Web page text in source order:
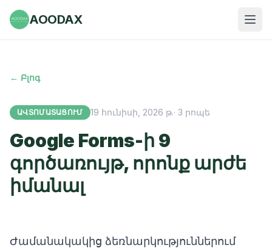
AOODAX
← Բլոգ
ԱՎՏՈՄԱՏԱՑՈՒՄ 19 հունիսի, 2026 թ.· 3 րոպե
Google Forms-ի 9
գործառույթ, որոնք արժե
իմանալ
Ժամանակակից ձեռնարկություններում